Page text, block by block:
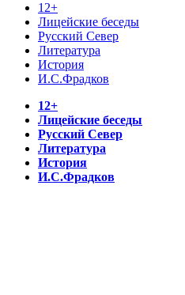
12+
Лицейские беседы
Русский Север
Литература
История
И.С.Фрадков
12+
Лицейские беседы
Русский Север
Литература
История
И.С.Фрадков